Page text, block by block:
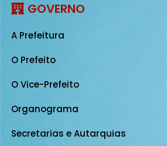
GOVERNO
A Prefeitura
O Prefeito
O Vice-Prefeito
Organograma
Secretarias e Autarquias